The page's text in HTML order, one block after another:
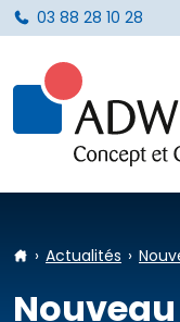
03 88 28 10 28
Accueil
Actualités